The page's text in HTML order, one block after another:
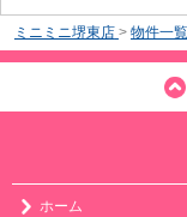
ミニミニ堺東店 > 物件一覧
ホーム